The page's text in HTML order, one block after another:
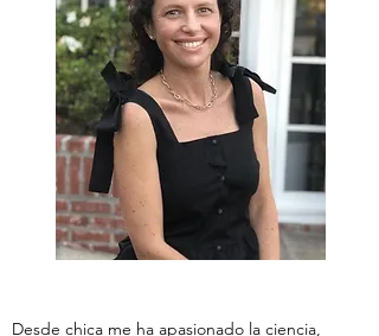
Desde chica me ha apasionado la ciencia,